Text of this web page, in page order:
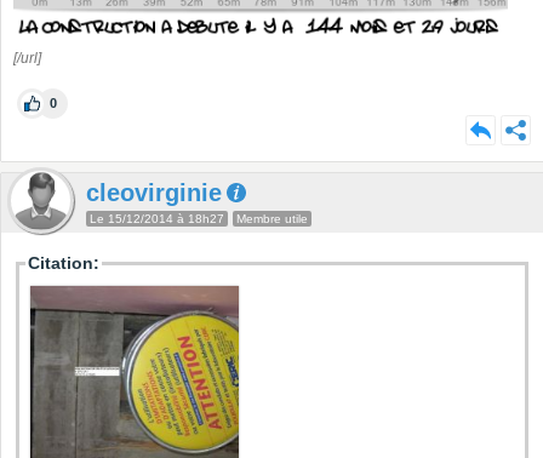
[/url]
0
cleovirginie
Le 15/12/2014 à 18h27 Membre utile
Citation: